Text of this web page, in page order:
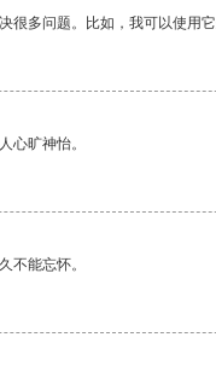
很多问题。比如，我可以使用
心旷神怡。
不能忘怀。